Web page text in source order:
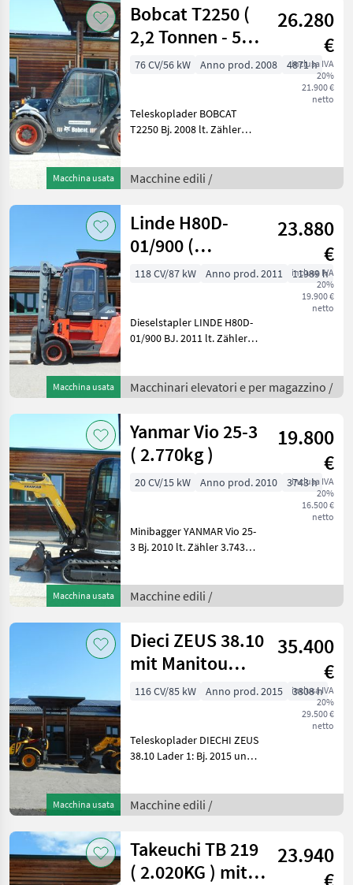
Macchina usata
Bobcat T2250 (
2,2 Tonnen - 5
Meter )
26.280
€
inclusa IVA
20%
21.900 €
netto
76 CV/56 kW Anno prod. 2008 4871 h
Teleskoplader BOBCAT
T2250 Bj. 2008 lt. Zähler
56 KW 2 Stufen Hydrostat
nur 198cm Bauhöhe nur
Macchine edili /
Macchina usata
Linde H80D-
01/900 (
Vollausstattung )
23.880
€
inclusa IVA
20%
19.900 €
netto
118 CV/87 kW Anno prod. 2011 11989 h
Dieselstapler LINDE H80D-
01/900 BJ. 2011 lt. Zähler
37 Meter Hubhöhe 3, 18
Meter Masthöhe 3, 37 Meter
Macchinari elevatori e per magazzino /
Macchina usata
Yanmar Vio 25-3
( 2.770kg )
19.800
€
inclusa IVA
20%
16.500 €
netto
20 CV/15 kW Anno prod. 2010 3743 h
Minibagger YANMAR Vio 25-
3 Bj. 2010 lt. Zähler 3.743
Tieflöffel - alle Leitungen -
Schöner Bagger
Macchine edili /
Macchina usata
Dieci ZEUS 38.10
mit Manitou
Schnellwechsler
35.400
€
inclusa IVA
20%
29.500 €
netto
116 CV/85 kW Anno prod. 2015 3808 h
Teleskoplader DIECHI ZEUS
38.10 Lader 1: Bj. 2015 und
Zähler 2.923 Stunden 10
Meter Hubhöhe 3, 8 Tonnen
Macchine edili /
Takeuchi TB 219
( 2.020KG ) mit
23.940
€